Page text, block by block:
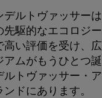
ルトヴァッサー
先駆的なエコロジ
い評価を受け、
アムがもうひとつ
ルトヴァッサー・
ドにあります。